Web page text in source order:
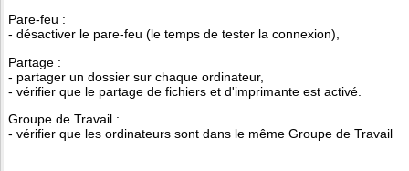
Pare-feu :
- désactiver le pare-feu (le temps de tester la connexion),
Partage :
- partager un dossier sur chaque ordinateur,
- vérifier que le partage de fichiers et d'imprimante est activé.
Groupe de Travail :
- vérifier que les ordinateurs sont dans le même Groupe de Travail